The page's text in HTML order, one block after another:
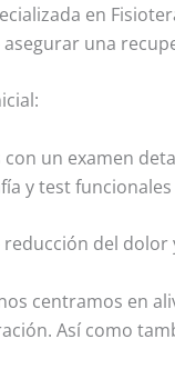
en
una
un examen
y test
reducción del
centramos en
Así como